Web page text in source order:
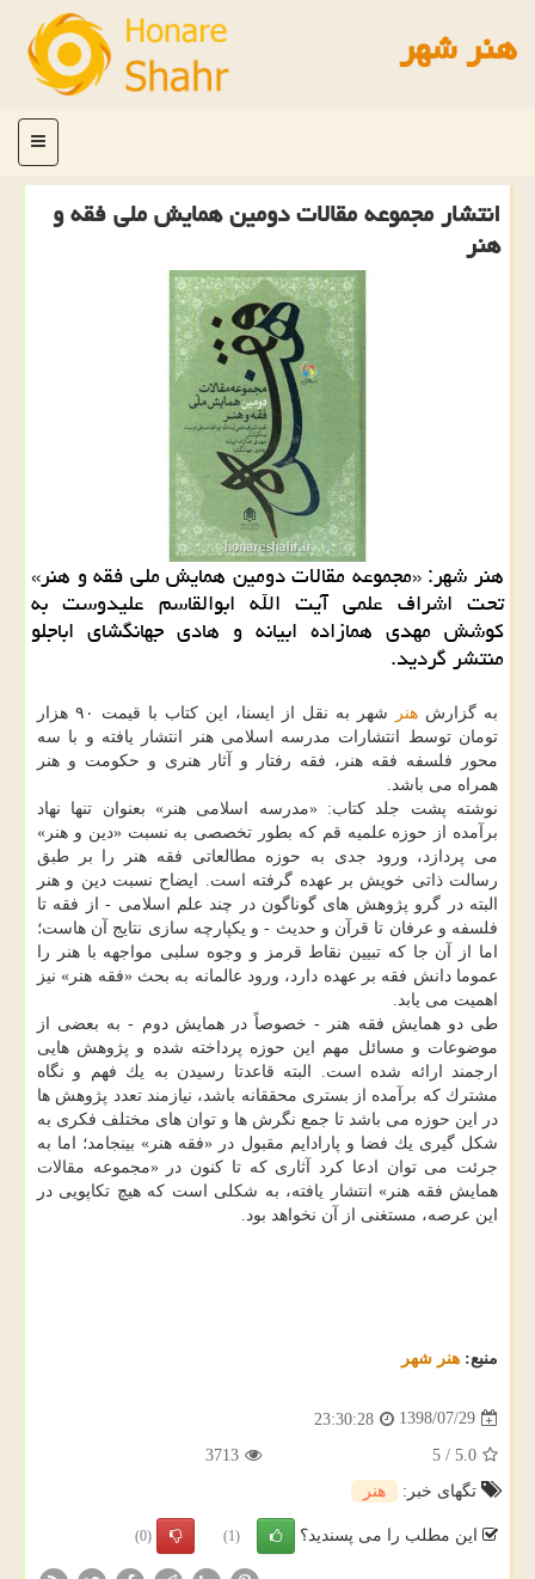
هنر شهر
منو
انتشار مجموعه مقالات دومین همایش ملی فقه و
هنر
هنر شهر: «مجموعه مقالات دومین همایش ملی فقه و هنر»
تحت اشراف علمی آیت الله ابوالقاسم علیدوست به
كوشش مهدی همازاده ابیانه و هادی جهانگشای اباجلو
منتشر گردید.
به گزارش هنر
شهر به نقل از ایسنا، این كتاب با قیمت ۹۰ هزار
تومان توسط انتشارات مدرسه اسلامی هنر انتشار یافته و با سه
محور فلسفه فقه هنر، فقه رفتار و آثار هنری و حكومت و هنر
همراه می باشد.
نوشته پشت جلد كتاب: «مدرسه اسلامی هنر» بعنوان تنها نهاد
برآمده از حوزه علمیه قم كه بطور تخصصی به نسبت «دین و هنر»
می پردازد، ورود جدی به حوزه مطالعاتی فقه هنر را بر طبق
رسالت ذاتی خویش بر عهده گرفته است. ایضاح نسبت دین و هنر
البته در گرو پژوهش های گوناگون در چند علم اسلامی - از فقه تا
فلسفه و عرفان تا قرآن و حدیث - و یكپارچه سازی نتایج آن هاست؛
اما از آن جا كه تبیین نقاط قرمز و وجوه سلبی مواجهه با هنر را
عموما دانش فقه بر عهده دارد، ورود عالمانه به بحث «فقه هنر» نیز
اهمیت می یابد.
طی دو همایش فقه هنر - خصوصاً در همایش دوم - به بعضی از
موضوعات و مسائل مهم این حوزه پرداخته شده و پژوهش هایی
ارجمند ارائه شده است. البته قاعدتا رسیدن به یك فهم و نگاه
مشترك كه برآمده از بستری محققانه باشد، نیازمند تعدد پژوهش ها
در این حوزه می باشد تا جمع نگرش ها و توان های مختلف فكری به
شكل گیری یك فضا و پارادایم مقبول در «فقه هنر» بینجامد؛ اما به
جرئت می توان ادعا كرد آثاری كه تا كنون در «مجموعه مقالات
همایش فقه هنر» انتشار یافته، به شكلی است كه هیچ تكاپویی در
این عرصه، مستغنی از آن نخواهد بود.
منبع: هنر شهر
1398/07/29
23:30:28
5.0
/
5
3713
تگهای خبر:
هنر
این مطلب را می پسندید؟ (1)
(0)